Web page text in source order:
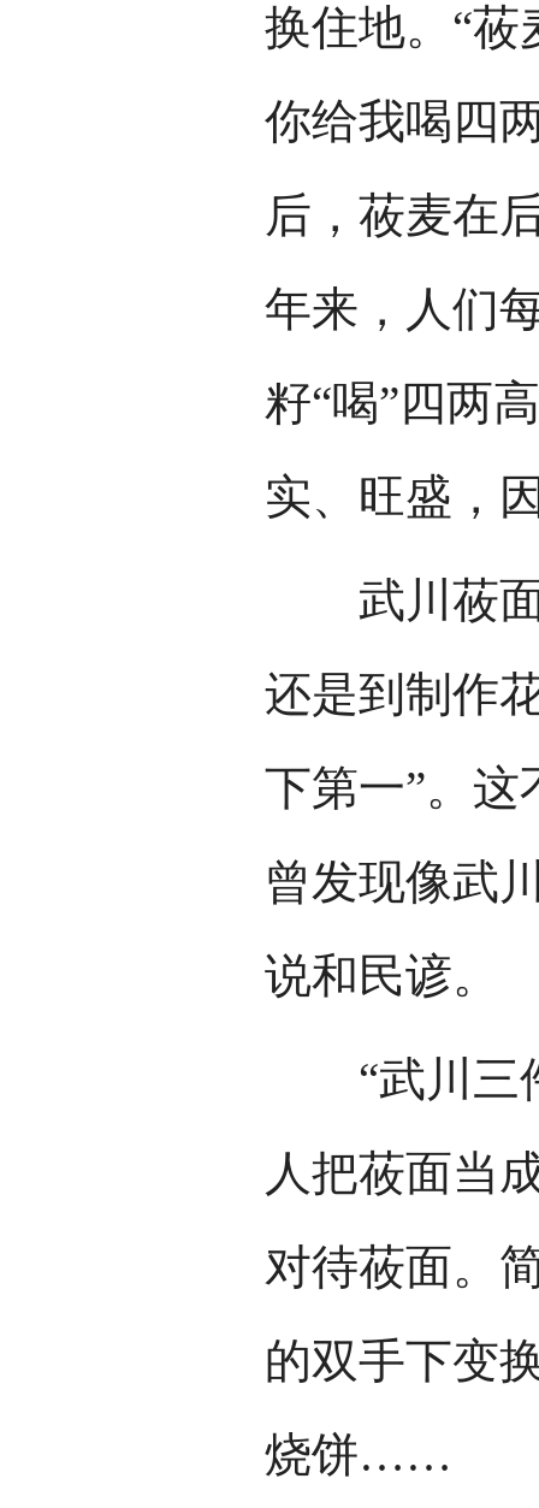
换住地。“莜
你给我喝四
后，莜麦在
年来，人们
籽“喝”四两
实、旺盛，
武川莜面
还是到制作
下第一”。
曾发现像武
说和民谚。
“武川三件
人把莜面当
对待莜面。
的双手下变
烧饼……